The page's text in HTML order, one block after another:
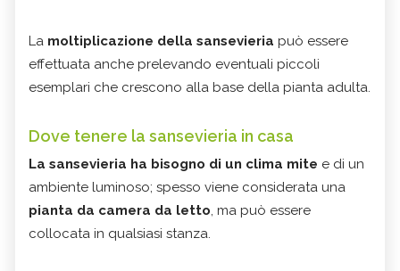
La moltiplicazione della sansevieria può essere
effettuata anche prelevando eventuali piccoli
esemplari che crescono alla base della pianta adulta.
Dove tenere la sansevieria in casa
La sansevieria ha bisogno di un clima mite e di un
ambiente luminoso; spesso viene considerata una
pianta da camera da letto, ma può essere
collocata in qualsiasi stanza.